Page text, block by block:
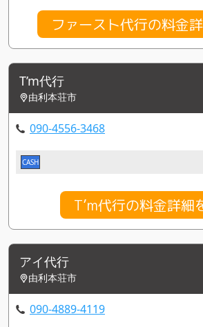
ファースト代行の料金
T’m代行
由利本荘市
090-4556-3468
CASH
T’m代行の料金詳細
アイ代行
由利本荘市
090-4889-4119